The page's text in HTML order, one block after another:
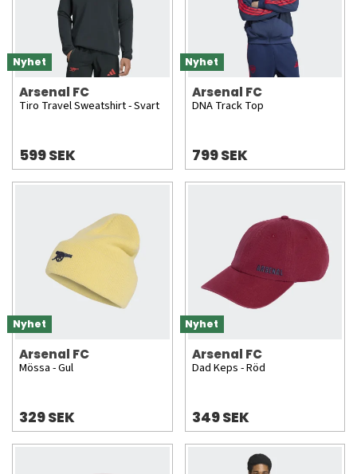
Nyhet
Arsenal FC
Tiro Travel Sweatshirt - Svart
599 SEK
Nyhet
Arsenal FC
DNA Track Top
799 SEK
Nyhet
Arsenal FC
Mössa - Gul
329 SEK
Nyhet
Arsenal FC
Dad Keps - Röd
349 SEK